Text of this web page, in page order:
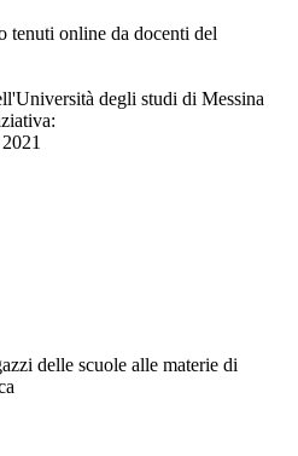
tenuti online da docenti del
degli studi di Messina
delle scuole alle materie di